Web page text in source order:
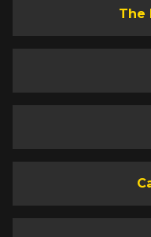
The